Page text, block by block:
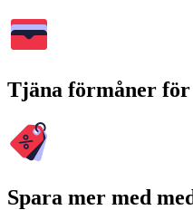
Tjäna förmåner
Spara mer med